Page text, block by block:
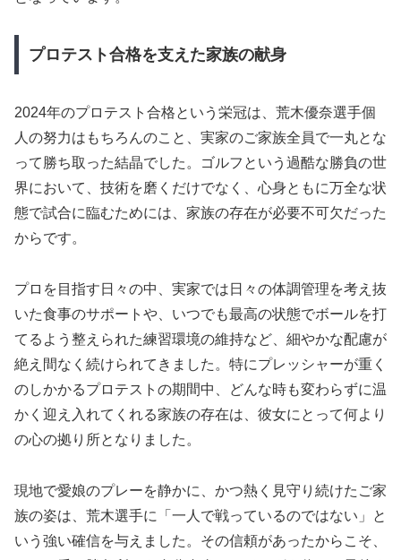
プロテスト合格を支えた家族の献身
2024年のプロテスト合格という栄冠は、荒木優奈選手個
人の努力はもちろんのこと、実家のご家族全員で一丸とな
って勝ち取った結晶でした。ゴルフという過酷な勝負の世
界において、技術を磨くだけでなく、心身ともに万全な状
態で試合に臨むためには、家族の存在が必要不可欠だった
からです。
プロを目指す日々の中、実家では日々の体調管理を考え抜
いた食事のサポートや、いつでも最高の状態でボールを打
てるよう整えられた練習環境の維持など、細やかな配慮が
絶え間なく続けられてきました。特にプレッシャーが重く
のしかかるプロテストの期間中、どんな時も変わらずに温
かく迎え入れてくれる家族の存在は、彼女にとって何より
の心の拠り所となりました。
現地で愛娘のプレーを静かに、かつ熱く見守り続けたご家
族の姿は、荒木選手に「一人で戦っているのではない」と
いう強い確信を与えました。その信頼があったからこそ、